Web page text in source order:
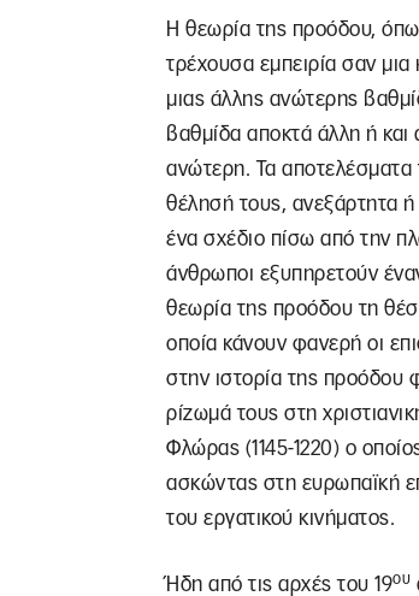
Η θεωρία της προόδου,
τρέχουσα εμπειρία σαν
μιας άλλης ανώτερης
βαθμίδα αποκτά άλλη ή και
ανώτερη. Τα αποτελέσματα
θέλησή τους, ανεξάρτητα
ένα σχέδιο πίσω από την
άνθρωποι εξυπηρετούν
θεωρία της προόδου τη
οποία κάνουν φανερή οι
στην ιστορία της προόδου
ρίζωμά τους στη
Φλώρας (1145-1220) o
ασκώντας στη ευρωπαϊκή
του εργατικού κινήματος.
Ήδη από τις αρχές του 19ου